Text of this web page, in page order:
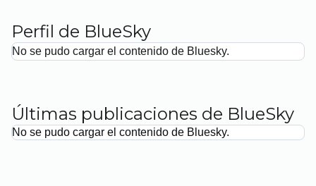
Perfil de BlueSky
No se pudo cargar el contenido de Bluesky.
Últimas publicaciones de BlueSky
No se pudo cargar el contenido de Bluesky.